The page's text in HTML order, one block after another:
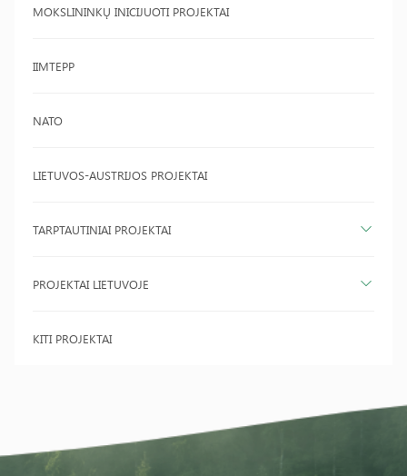
MOKSLININKŲ INICIJUOTI PROJEKTAI
IIMTEPP
NATO
LIETUVOS-AUSTRIJOS PROJEKTAI
TARPTAUTINIAI PROJEKTAI
PROJEKTAI LIETUVOJE
KITI PROJEKTAI